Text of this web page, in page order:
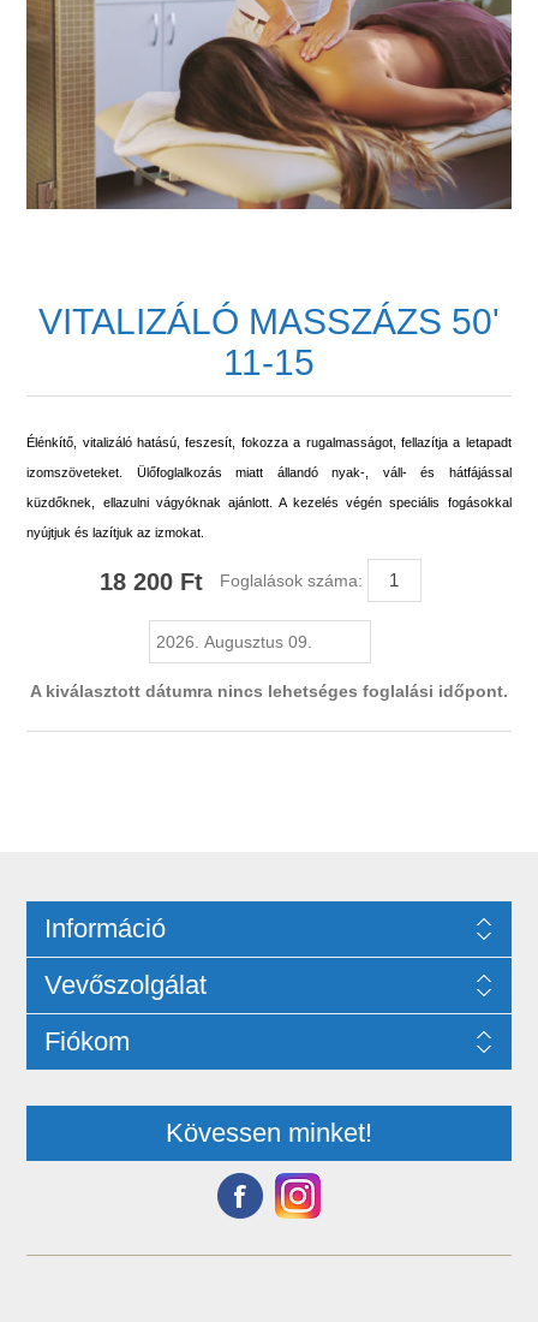
VITALIZÁLÓ MASSZÁZS 50'
11-15
Élénkítő, vitalizáló hatású, feszesít, fokozza a rugalmasságot, fellazítja a letapadt
izomszöveteket. Ülőfoglalkozás miatt állandó nyak-, váll- és hátfájással
küzdőknek, ellazulni vágyóknak ajánlott. A kezelés végén speciális fogásokkal
nyújtjuk és lazítjuk az izmokat.
18 200 Ft Foglalások száma:
A kiválasztott dátumra nincs lehetséges foglalási időpont.
Információ
Vevőszolgálat
Fiókom
Kövessen minket!